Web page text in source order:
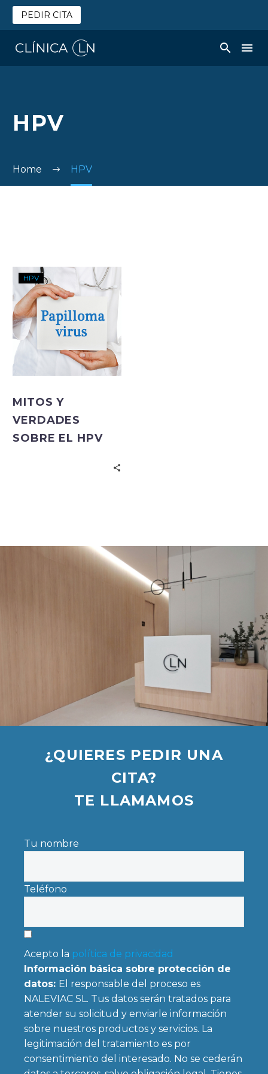
PEDIR CITA
HPV
Home HPV
HPV
MITOS Y
VERDADES
SOBRE EL HPV
¿QUIERES PEDIR UNA
CITA?
TE LLAMAMOS
Tu nombre
Teléfono
Acepto la política de privacidad
Información básica sobre protección de
datos: El responsable del proceso es
NALEVIAC SL. Tus datos serán tratados para
atender su solicitud y enviarle información
sobre nuestros productos y servicios. La
legitimación del tratamiento es por
consentimiento del interesado. No se cederán